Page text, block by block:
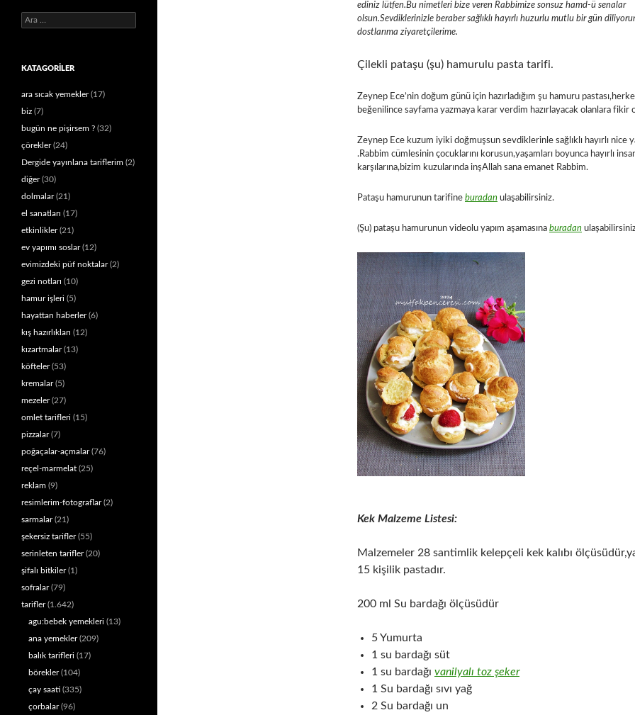
ediniz lütfen.Bu nimetleri bize veren Rabbimize sonsuz hamd-ü senalar
olsun.Sevdiklerinizle beraber sağlıklı hayırlı huzurlu mutlu bir gün
dostlarıma ziyaretçilerime.
Çilekli pataşu (şu) hamurulu pasta tarifi.
Zeynep Ece’nin doğum günü için hazırladığım şu hamuru
beğenilince sayfama yazmaya karar verdim hazırlayacak olanlara fikir
Zeynep Ece kuzum iyiki doğmuşsun sevdiklerinle sağlıklı hayırlı nice
.Rabbim cümlesinin çocuklarını korusun,yaşamları boyunca hayırlı
karşılarına,bizim kuzularında inşAllah sana emanet Rabbim.
Pataşu hamurunun tarifine buradan ulaşabilirsiniz.
(Şu) pataşu hamurunun videolu yapım aşamasına buradan
Kek Malzeme Listesi:
Malzemeler 28 santimlik kelepçeli kek kalıbı
15 kişilik pastadır.
200 ml Su bardağı ölçüsüdür
5 Yumurta
1 su bardağı süt
1 su bardağı vanilyalı toz şeker
1 Su bardağı sıvı yağ
2 Su bardağı un
Arama:
KATAGORILER
ara sıcak yemekler(17)
biz (7)
bugün ne pişirsem ? (32)
çörekler(24)
Dergide yayınlana tariflerim (2)
diğer(30)
dolmalar(21)
el sanatları (17)
etkinlikler(21)
ev yapımı soslar(12)
evimizdeki püf noktalar(2)
gezi notları (10)
hamur işleri (5)
hayattan haberler(6)
kış hazırlıkları (12)
kızartmalar(13)
köfteler(53)
kremalar(5)
mezeler(27)
omlet tarifleri (15)
pizzalar(7)
poğaçalar-açmalar(76)
reçel-marmelat (25)
reklam (9)
resimlerim-fotograflar(2)
sarmalar(21)
şekersiz tarifler(55)
serinleten tarifler(20)
şifalı bitkiler(1)
sofralar(79)
tarifler(1.642)
agu:bebek yemekleri (13)
ana yemekler(209)
balık tarifleri (17)
börekler(104)
çay saati (335)
çorbalar(96)